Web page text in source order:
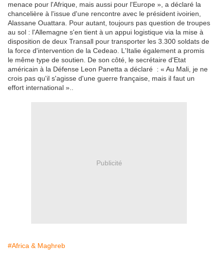
menace pour l'Afrique, mais aussi pour l'Europe », a déclaré la
chancelière à l'issue d'une rencontre avec le président ivoirien,
Alassane Ouattara. Pour autant, toujours pas question de troupes
au sol : l'Allemagne s'en tient à un appui logistique via la mise à
disposition de deux Transall pour transporter les 3.300 soldats de
la force d'intervention de la Cedeao. L'Italie également a promis
le même type de soutien. De son côté, le secrétaire d'Etat
américain à la Défense Leon Panetta a déclaré : « Au Mali, je ne
crois pas qu'il s'agisse d'une guerre française, mais il faut un
effort international »..
Publicité
#Africa & Maghreb